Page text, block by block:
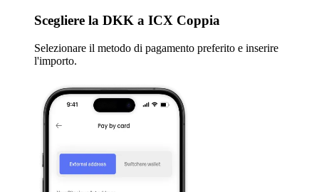
Scegliere la DKK a ICX Coppia
Selezionare il metodo di pagamento preferito e inserire
l'importo.